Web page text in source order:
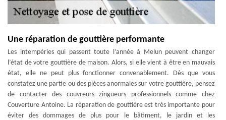
Une réparation de gouttière performante
Les intempéries qui passent toute l’année à Melun peuvent changer
l’état de votre gouttière de maison. Alors, si elle vient à être en mauvais
état, elle ne peut plus fonctionner convenablement. Dès que vous
constatez une partie ou des pièces anormales sur votre gouttière, pensez
de contacter des couvreurs zingueurs professionnels comme chez
Couverture Antoine. La réparation de gouttière est très importante pour
éviter des dommages de plus pour le bâtiment, le jardin et les